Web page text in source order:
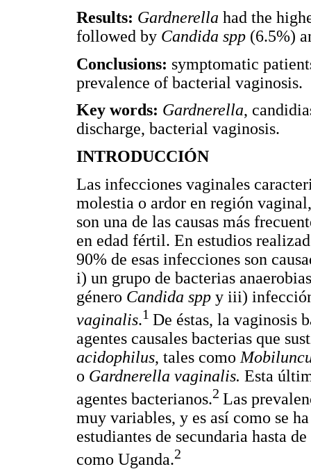
Results: Gardnerella had the
followed by Candida spp (6.5%)
Conclusions: symptomatic
prevalence of bacterial vaginosis.
Key words: Gardnerella,
discharge, bacterial vaginosis.
INTRODUCCIÓN
Las infecciones vaginales
molestia o ardor en región
son una de las causas más
en edad fértil. En estudios
90% de esas infecciones son
i) un grupo de bacterias
género Candida spp y iii)
vaginalis.1 De éstas, la vaginosis
agentes causales bacterias que
acidophilus, tales como
o Gardnerella vaginalis. Esta
agentes bacterianos.2 Las
muy variables, y es así como se
estudiantes de secundaria hasta
como Uganda.2